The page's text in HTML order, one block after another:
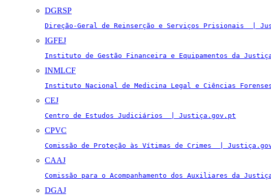
DGRSP
Direção-Geral de Reinserção e Serviços Prisionais  |
IGFEJ
Instituto de Gestão Financeira e Equipamentos da
INMLCF
Instituto Nacional de Medicina Legal e Ciências
CEJ
Centro de Estudos Judiciários  | Justiça.gov.pt
CPVC
Comissão de Proteção às Vítimas de Crimes  |
CAAJ
Comissão para o Acompanhamento dos Auxiliares da
DGAJ